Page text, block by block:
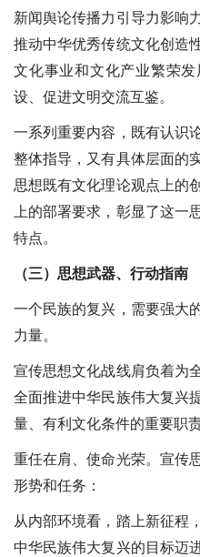
新闻舆论传播力引导力影响
推动中华优秀传统文化创造
文化事业和文化产业繁荣
设、促进文明交流互鉴。
一系列重要内容，既有认识
整体指导，又有具体层面的
思想既有文化理论观点上的
上的部署要求，彰显了这一
特点。
（三）思想武器、行动指南
一个民族的复兴，需要强大
力量。
宣传思想文化战线肩负着为
全面推进中华民族伟大复兴
量、有利文化条件的重要职责
重任在肩、使命光荣。宣传
形势和任务：
从内部环境看，踏上新征程
中华民族伟大复兴的目标迈